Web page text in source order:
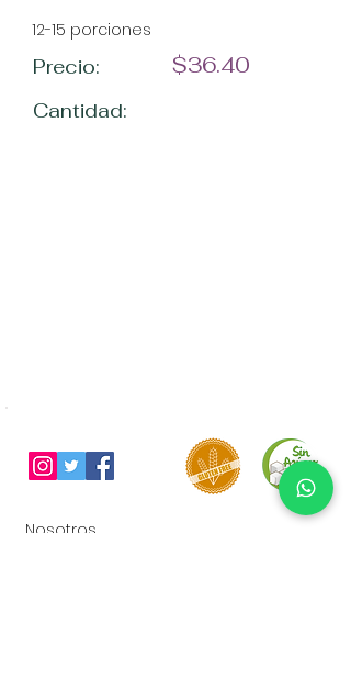
12-15 porciones
Precio:
Cantidad:
$36.40
Nosotros